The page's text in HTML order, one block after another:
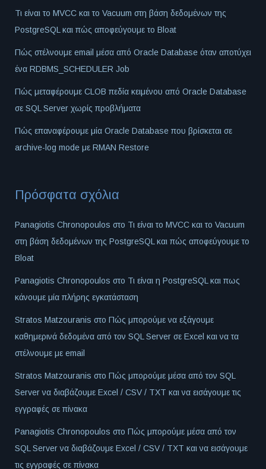
Τι είναι το MVCC και το Vacuum στη βάση δεδομένων της
PostgreSQL και πώς αποφεύγουμε το Bloat
Πώς στέλνουμε email μέσα από Oracle Database όταν αποτύχει
ένα RDBMS_SCHEDULER Job
Πώς μεταφέρουμε CLOB πεδία κειμένου από Oracle Database
σε SQL Server χωρίς προβλήματα
Πώς επαναφέρουμε μία Oracle Database που βρίσκεται σε
archive-log mode με RMAN Restore
Πρόσφατα σχόλια
Panagiotis Chronopoulos στο Τι είναι το MVCC και το Vacuum
στη βάση δεδομένων της PostgreSQL και πώς αποφεύγουμε το
Bloat
Panagiotis Chronopoulos στο Τι είναι η PostgreSQL και πως
κάνουμε μία πλήρης εγκατάσταση
Stratos Matzouranis στο Πώς μπορούμε να εξάγουμε
καθημερινά δεδομένα από τον SQL Server σε Excel και να τα
στέλνουμε με email
Stratos Matzouranis στο Πώς μπορούμε μέσα από τον SQL
Server να διαβάζουμε Excel / CSV / TXT και να εισάγουμε τις
εγγραφές σε πίνακα
Panagiotis Chronopoulos στο Πώς μπορούμε μέσα από τον
SQL Server να διαβάζουμε Excel / CSV / TXT και να εισάγουμε
τις εγγραφές σε πίνακα